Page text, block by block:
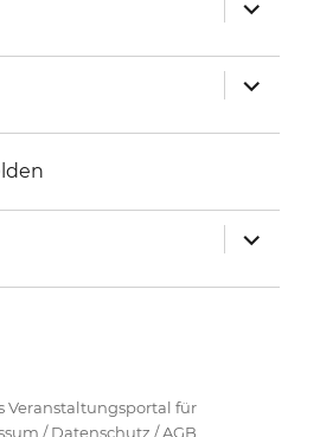
anzeigen
anzeigen
anzeigen
Veranstaltungsportal für
/Datenschutz /AGB